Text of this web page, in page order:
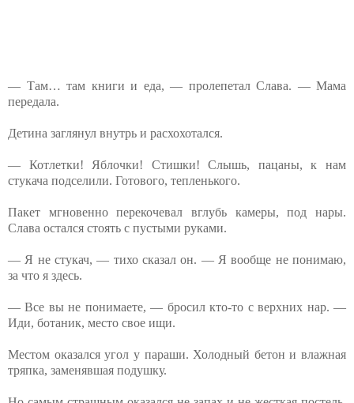
— Там… там книги и еда, — пролепетал Слава. — Мама
передала.
Детина заглянул внутрь и расхохотался.
— Котлетки! Яблочки! Стишки! Слышь, пацаны, к нам
стукача подселили. Готового, тепленького.
Пакет мгновенно перекочевал вглубь камеры, под нары.
Слава остался стоять с пустыми руками.
— Я не стукач, — тихо сказал он. — Я вообще не понимаю,
за что я здесь.
— Все вы не понимаете, — бросил кто-то с верхних нар. —
Иди, ботаник, место свое ищи.
Местом оказался угол у параши. Холодный бетон и влажная
тряпка, заменявшая подушку.